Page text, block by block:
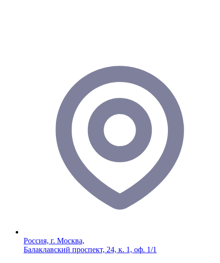
Россия, г. Москва,
Балаклавский проспект, 24, к. 1, оф. 1/1